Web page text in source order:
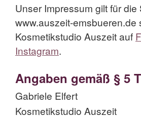
Unser Impressum gilt für die
www.auszeit-emsbueren.de
Kosmetikstudio Auszeit auf
Instagram.
Angaben gemäß § 5
Gabriele Elfert
Kosmetikstudio Auszeit